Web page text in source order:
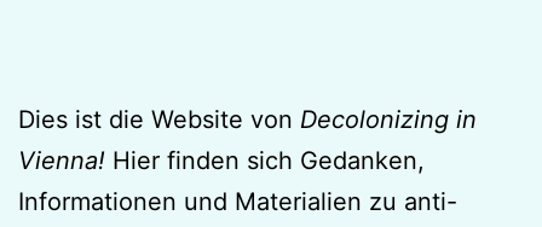
Dies ist die Website von Decolonizing in
Vienna! Hier finden sich Gedanken,
Informationen und Materialien zu anti-